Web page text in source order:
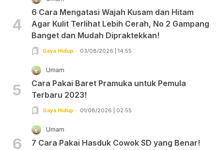
4
6 Cara Mengatasi Wajah Kusam dan Hitam
Agar Kulit Terlihat Lebih Cerah, No 2 Gampang
Banget dan Mudah Dipraktekkan!
Gaya Hidup 03/08/2026 | 14:55
5
Umam
Cara Pakai Baret Pramuka untuk Pemula
Terbaru 2023!
Gaya Hidup 01/08/2026 | 02:55
6
Umam
7 Cara Pakai Hasduk Cowok SD yang Benar!